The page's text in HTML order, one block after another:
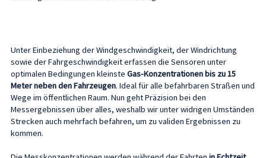
Unter Einbeziehung der Windgeschwindigkeit, der Windrichtung
sowie der Fahrgeschwindigkeit erfassen die Sensoren unter
optimalen Bedingungen kleinste Gas-Konzentrationen bis zu 15
Meter neben den Fahrzeugen. Ideal für alle befahrbaren Straßen und
Wege im öffentlichen Raum. Nun geht Präzision bei den
Messergebnissen über alles, weshalb wir unter widrigen Umständen
Strecken auch mehrfach befahren, um zu validen Ergebnissen zu
kommen.